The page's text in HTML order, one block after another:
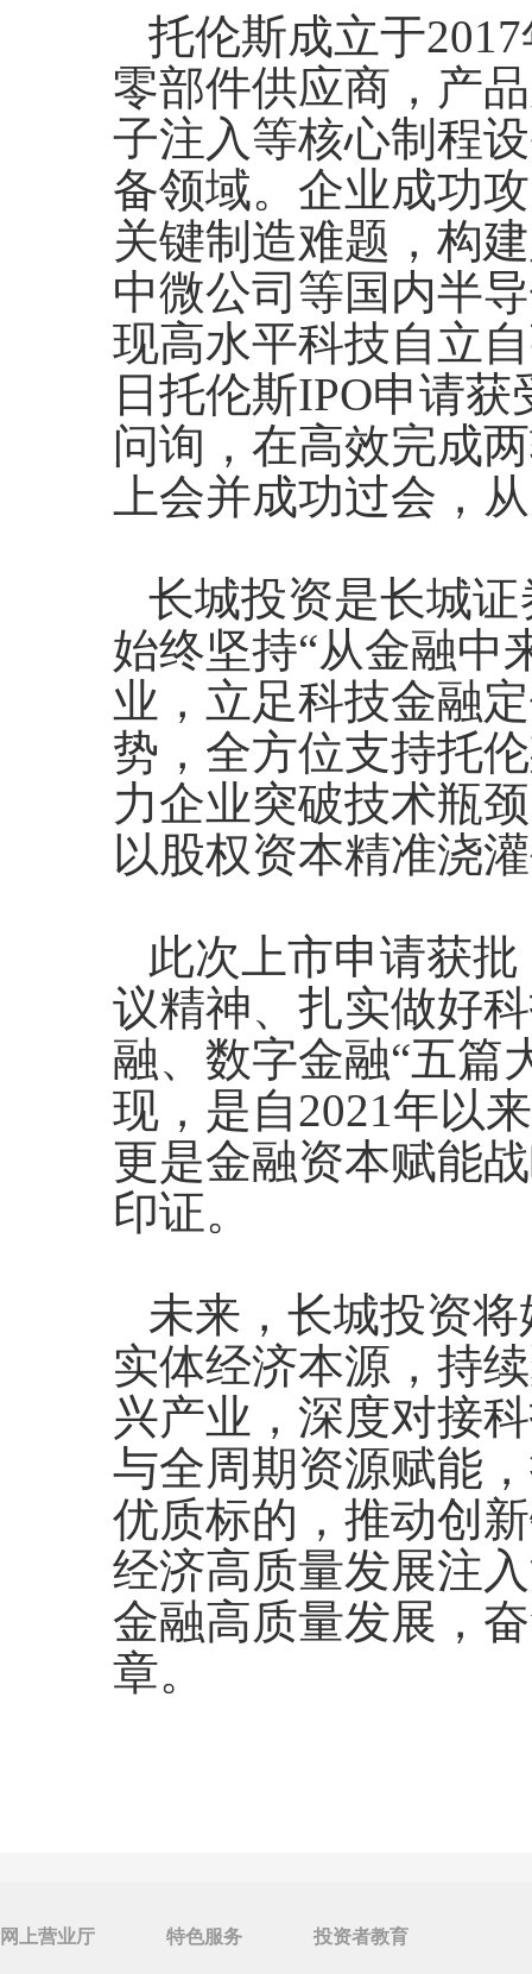
托伦斯成立于
零部件供应商，产
子注入等核心制程
备领域。企业成功
关键制造难题，构
中微公司等国内半
现高水平科技自立
日托伦斯IPO申请
问询，在高效完成
上会并成功过会，
长城投资是长城
始终坚持“从金融中
业，立足科技金融
势，全方位支持托
力企业突破技术瓶
以股权资本精准浇
此次上市申请获
议精神、扎实做好
融、数字金融“五篇
现，是自2021年以
更是金融资本赋能
印证。
未来，长城投资
实体经济本源，持
兴产业，深度对接
与全周期资源赋能
优质标的，推动创
经济高质量发展注
金融高质量发展，
章。
网上营业厅 特色服务 投资者教育